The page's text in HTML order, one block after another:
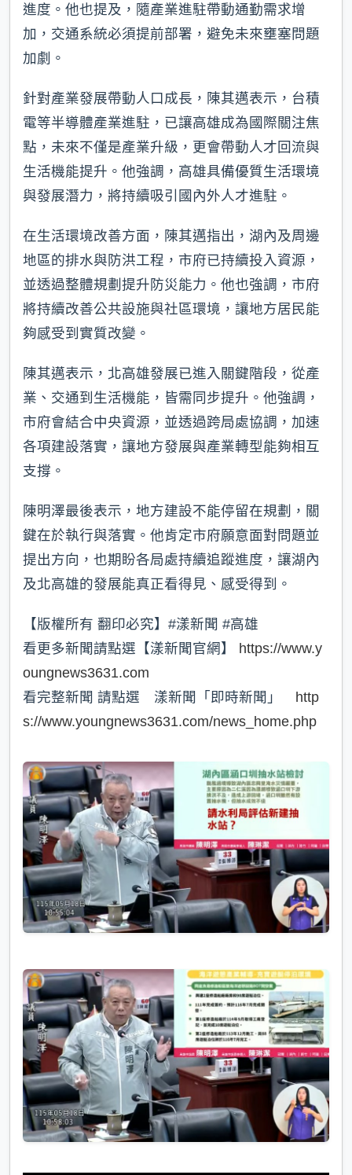
進度。他也提及，隨產業進駐帶動通勤需求增
加，交通系統必須提前部署，避免未來壅塞問題
加劇。
針對產業發展帶動人口成長，陳其邁表示，台積
電等半導體產業進駐，已讓高雄成為國際關注焦
點，未來不僅是產業升級，更會帶動人才回流與
生活機能提升。他強調，高雄具備優質生活環境
與發展潛力，將持續吸引國內外人才進駐。
在生活環境改善方面，陳其邁指出，湖內及周邊
地區的排水與防洪工程，市府已持續投入資源，
並透過整體規劃提升防災能力。他也強調，市府
將持續改善公共設施與社區環境，讓地方居民能
夠感受到實質改變。
陳其邁表示，北高雄發展已進入關鍵階段，從產
業、交通到生活機能，皆需同步提升。他強調，
市府會結合中央資源，並透過跨局處協調，加速
各項建設落實，讓地方發展與產業轉型能夠相互
支撐。
陳明澤最後表示，地方建設不能停留在規劃，關
鍵在於執行與落實。他肯定市府願意面對問題並
提出方向，也期盼各局處持續追蹤進度，讓湖內
及北高雄的發展能真正看得見、感受得到。
【版權所有 翻印必究】#漾新聞 #高雄
看更多新聞請點選【漾新聞官網】 https://www.y
oungnews3631.com
看完整新聞 請點選 漾新聞「即時新聞」 http
s://www.youngnews3631.com/news_home.php